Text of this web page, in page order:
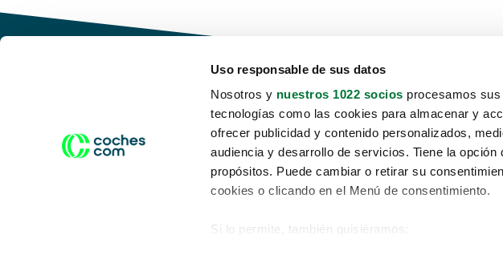
Uso responsable de sus datos
Nosotros y nuestros 1022 socios procesamos
tecnologías como las cookies para almacenar y
ofrecer publicidad y contenido personalizados,
audiencia y desarrollo de servicios. Tiene la
propósitos. Puede cambiar o retirar su
cookies o clicando en el Menú de consentimiento.
Si lo permite, también quisiéramos:
Conduce tu futuro,
desata tu movilidad